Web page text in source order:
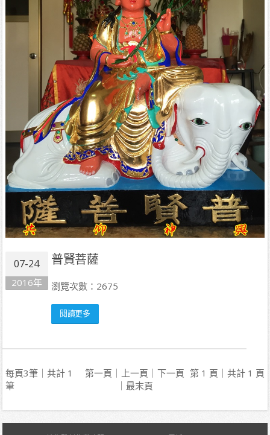
07-24
2016年
普賢菩薩
瀏覽次數：2675
閱讀更多
每頁3筆｜共計 1
筆
第一頁｜上一頁｜下一頁
｜最末頁
第 1 頁｜共計 1 頁